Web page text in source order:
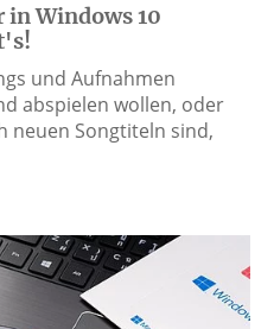
in Windows 10
und Aufnahmen
abspielen wollen, oder
neuen Songtiteln sind,